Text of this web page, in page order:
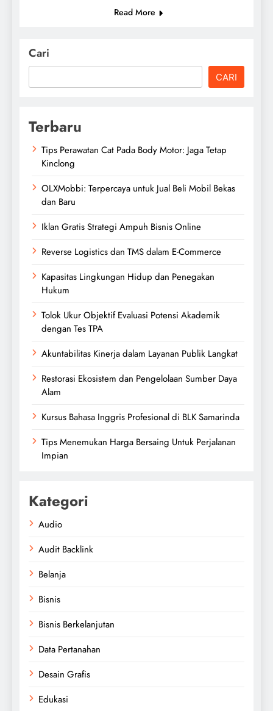
Read More
Cari
CARI
Terbaru
Tips Perawatan Cat Pada Body Motor: Jaga Tetap
Kinclong
OLXMobbi: Terpercaya untuk Jual Beli Mobil Bekas
dan Baru
Iklan Gratis Strategi Ampuh Bisnis Online
Reverse Logistics dan TMS dalam E-Commerce
Kapasitas Lingkungan Hidup dan Penegakan
Hukum
Tolok Ukur Objektif Evaluasi Potensi Akademik
dengan Tes TPA
Akuntabilitas Kinerja dalam Layanan Publik Langkat
Restorasi Ekosistem dan Pengelolaan Sumber Daya
Alam
Kursus Bahasa Inggris Profesional di BLK Samarinda
Tips Menemukan Harga Bersaing Untuk Perjalanan
Impian
Kategori
Audio
Audit Backlink
Belanja
Bisnis
Bisnis Berkelanjutan
Data Pertanahan
Desain Grafis
Edukasi